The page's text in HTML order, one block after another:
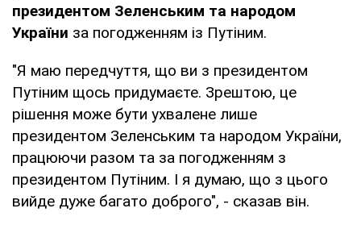
президентом Зеленським та народом
України за погодженням із Путіним.
"Я маю передчуття, що ви з президентом
Путіним щось придумаєте. Зрештою, це
рішення може бути ухвалене лише
президентом Зеленським та народом України,
працюючи разом та за погодженням з
президентом Путіним. І я думаю, що з цього
вийде дуже багато доброго", - сказав він.